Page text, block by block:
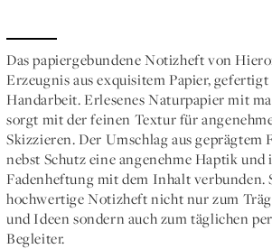
Das papiergebundene Notizheft von
Erzeugnis aus exquisitem Papier,
Handarbeit. Erlesenes Naturpapier mit
sorgt mit der feinen Textur für
Skizzieren. Der Umschlag aus geprägtem
nebst Schutz eine angenehme Haptik und
Fadenheftung mit dem Inhalt verbunden.
hochwertige Notizheft nicht nur zum
und Ideen sondern auch zum täglichen
Begleiter.